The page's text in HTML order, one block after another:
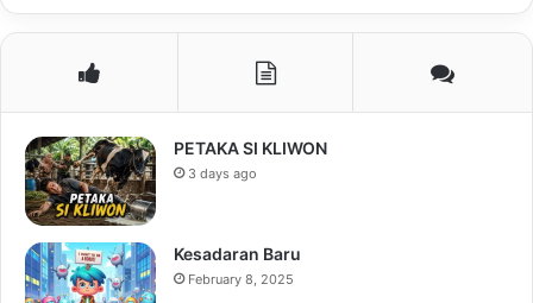
PETAKA SI KLIWON
3 days ago
Kesadaran Baru
February 8, 2025